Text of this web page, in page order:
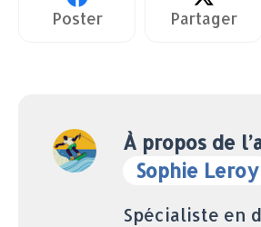
Poster Partager
À propos de
Sophie Leroy
Spécialiste en